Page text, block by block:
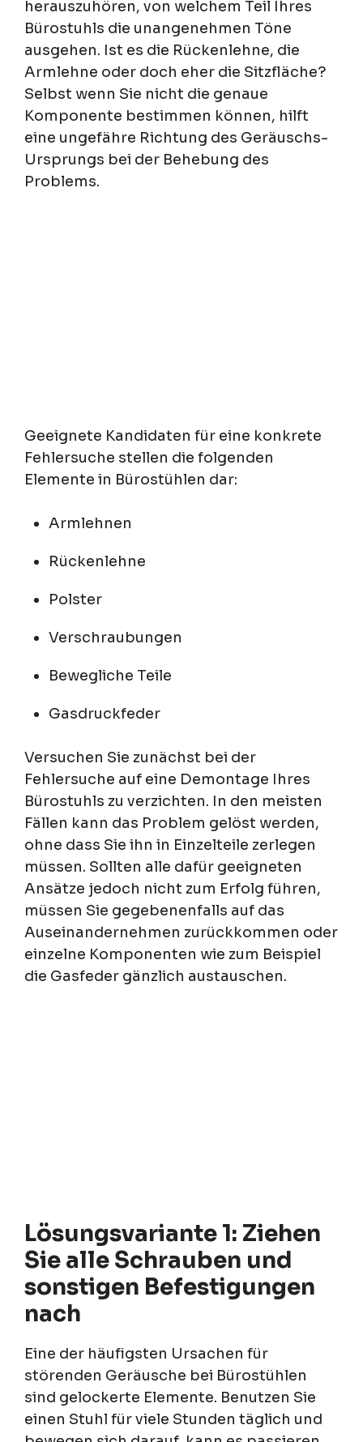
herauszuhören, von welchem Teil Ihres
Bürostuhls die unangenehmen Töne
ausgehen. Ist es die Rückenlehne, die
Armlehne oder doch eher die Sitzfläche?
Selbst wenn Sie nicht die genaue
Komponente bestimmen können, hilft
eine ungefähre Richtung des Geräuschs-
Ursprungs bei der Behebung des
Problems.
Geeignete Kandidaten für eine konkrete
Fehlersuche stellen die folgenden
Elemente in Bürostühlen dar:
Armlehnen
Rückenlehne
Polster
Verschraubungen
Bewegliche Teile
Gasdruckfeder
Versuchen Sie zunächst bei der
Fehlersuche auf eine Demontage Ihres
Bürostuhls zu verzichten. In den meisten
Fällen kann das Problem gelöst werden,
ohne dass Sie ihn in Einzelteile zerlegen
müssen. Sollten alle dafür geeigneten
Ansätze jedoch nicht zum Erfolg führen,
müssen Sie gegebenenfalls auf das
Auseinandernehmen zurückkommen oder
einzelne Komponenten wie zum Beispiel
die Gasfeder gänzlich austauschen.
Lösungsvariante 1: Ziehen
Sie alle Schrauben und
sonstigen Befestigungen
nach
Eine der häufigsten Ursachen für
störenden Geräusche bei Bürostühlen
sind gelockerte Elemente. Benutzen Sie
einen Stuhl für viele Stunden täglich und